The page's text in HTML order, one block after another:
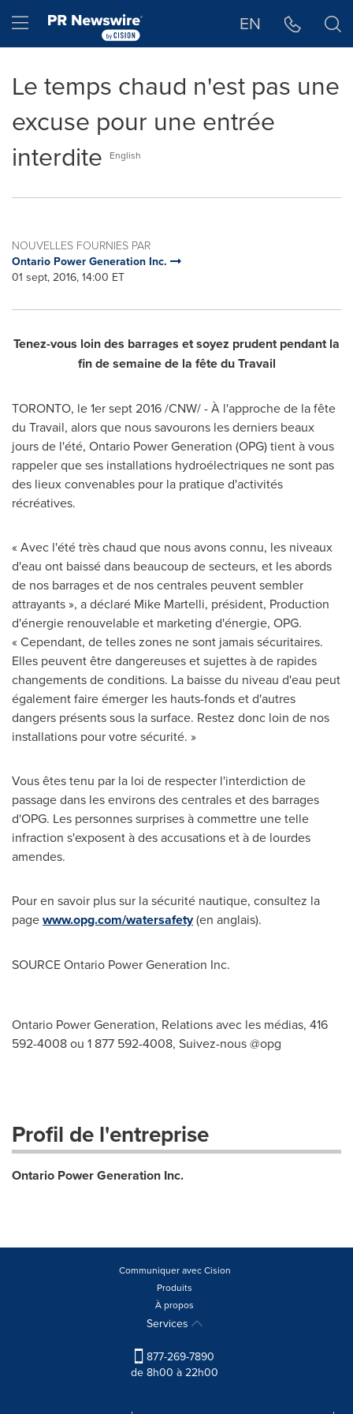
Hamburger menu EN
Le temps chaud n'est pas une
excuse pour une entrée
interdite
English
NOUVELLES FOURNIES PAR
Ontario Power Generation Inc.
01 sept, 2016, 14:00 ET
Tenez-vous loin des barrages et soyez prudent pendant la
fin de semaine de la fête du Travail
TORONTO, le 1er sept 2016 /CNW/ - À l'approche de la fête
du Travail, alors que nous savourons les derniers beaux
jours de l'été, Ontario Power Generation (OPG) tient à vous
rappeler que ses installations hydroélectriques ne sont pas
des lieux convenables pour la pratique d'activités
récréatives.
« Avec l'été très chaud que nous avons connu, les niveaux
d'eau ont baissé dans beaucoup de secteurs, et les abords
de nos barrages et de nos centrales peuvent sembler
attrayants », a déclaré Mike Martelli, président, Production
d'énergie renouvelable et marketing d'énergie, OPG.
« Cependant, de telles zones ne sont jamais sécuritaires.
Elles peuvent être dangereuses et sujettes à de rapides
changements de conditions. La baisse du niveau d'eau peut
également faire émerger les hauts-fonds et d'autres
dangers présents sous la surface. Restez donc loin de nos
installations pour votre sécurité. »
Vous êtes tenu par la loi de respecter l'interdiction de
passage dans les environs des centrales et des barrages
d'OPG. Les personnes surprises à commettre une telle
infraction s'exposent à des accusations et à de lourdes
amendes.
Pour en savoir plus sur la sécurité nautique, consultez la
pagewww.opg.com/watersafety(en anglais).
SOURCE Ontario Power Generation Inc.
Ontario Power Generation, Relations avec les médias, 416
592-4008 ou 1 877 592-4008, Suivez-nous @opg
Profil de l'entreprise
Ontario Power Generation Inc.
Communiquer avec Cision
Produits
À propos
Services
877-269-7890
de 8h00 à 22h00